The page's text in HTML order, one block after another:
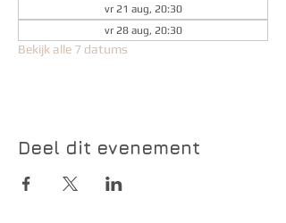
vr 21 aug, 20:30
vr 28 aug, 20:30
Bekijk alle 7 datums
Deel dit evenement